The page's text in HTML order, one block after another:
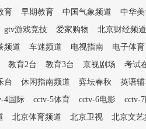
育 早期教育 中国气象频道
中华
gtv游戏竞技 爱家购物
北京财经频道
频道 车迷频道 电视指南
电子体育
教育2台 教育3台 京视剧场
考试
台 休闲指南频道 弈坛春秋
英语
4国际 cctv-5体育 cctv-6电影
cctv-
北京体育频道 北京卫视
北京文艺